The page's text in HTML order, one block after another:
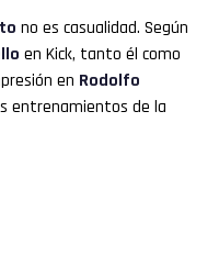
no es casualidad. Según
en Kick, tanto él como
en Rodolfo
entrenamientos de la